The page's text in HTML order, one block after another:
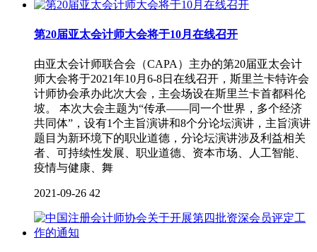
第20届亚太会计师大会将于10月在线召开
由亚太会计师联合会（CAPA）主办的第20届亚太会计
师大会将于2021年10月6-8日在线召开，斯里兰卡特许会
计师协会承办此次大会，主会场设在斯里兰卡首都科伦
坡。 本次大会主题为“传承——同一个世界，多个经济
共同体”，设有1个主旨演讲和8个分论坛演讲，主旨演讲
题目为新环境下的职业道德，分论坛演讲涉及利益相关
者、可持续性发展、职业道德、资本市场、人工智能、
疫情与健康、舞
2021-09-26 42